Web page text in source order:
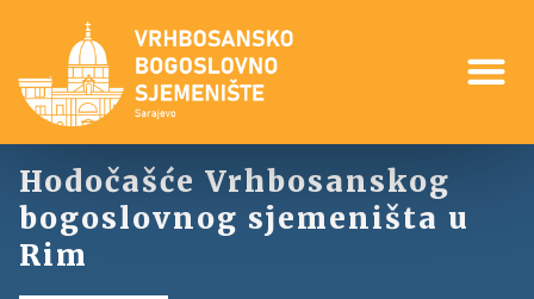
Hodočašće Vrhbosanskog
bogoslovnog sjemeništa u
Rim